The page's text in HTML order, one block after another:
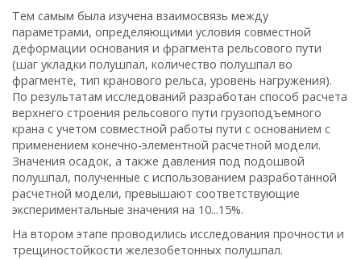
Тем самым была изучена взаимосвязь между
параметрами, определяющими условия совместной
деформации основания и фрагмента рельсового пути
(шаг укладки полушпал, количество полушпал во
фрагменте, тип кранового рельса, уровень нагружения).
По результатам исследований разработан способ расчета
верхнего строения рельсового пути грузоподъемного
крана с учетом совместной работы пути с основанием с
применением конечно-элементной расчетной модели.
Значения осадок, а также давления под подошвой
полушпал, полученные с использованием разработанной
расчетной модели, превышают соответствующие
экспериментальные значения на 10...15%.
На втором этапе проводились исследования прочности и
трещиностойкости железобетонных полушпал.